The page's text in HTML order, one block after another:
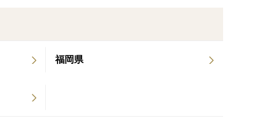
福岡県